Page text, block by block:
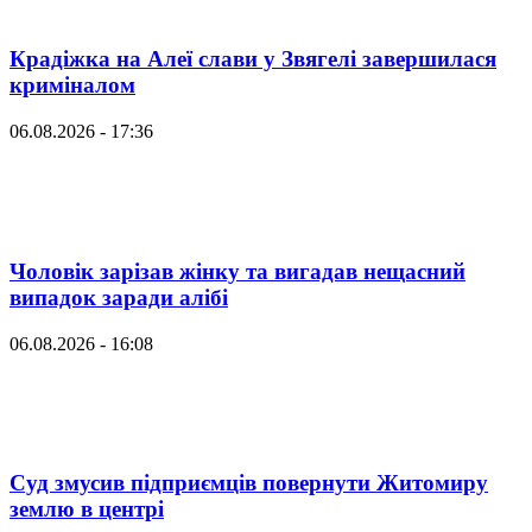
Крадіжка на Алеї слави у Звягелі завершилася
криміналом
06.08.2026 - 17:36
Чоловік зарізав жінку та вигадав нещасний
випадок заради алібі
06.08.2026 - 16:08
Суд змусив підприємців повернути Житомиру
землю в центрі